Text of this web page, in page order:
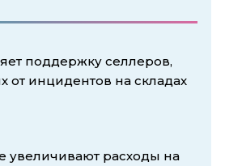
поддержку селлеров,
от инцидентов на складах
увеличивают расходы на